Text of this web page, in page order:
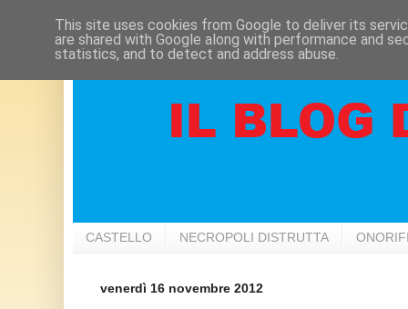
CASTELLO NECROPOLI DISTRUTTA
venerdì 16 novembre 2012
This site uses cookies from Google to deliver its
are shared with Google along with performance and
statistics, and to detect and address abuse.